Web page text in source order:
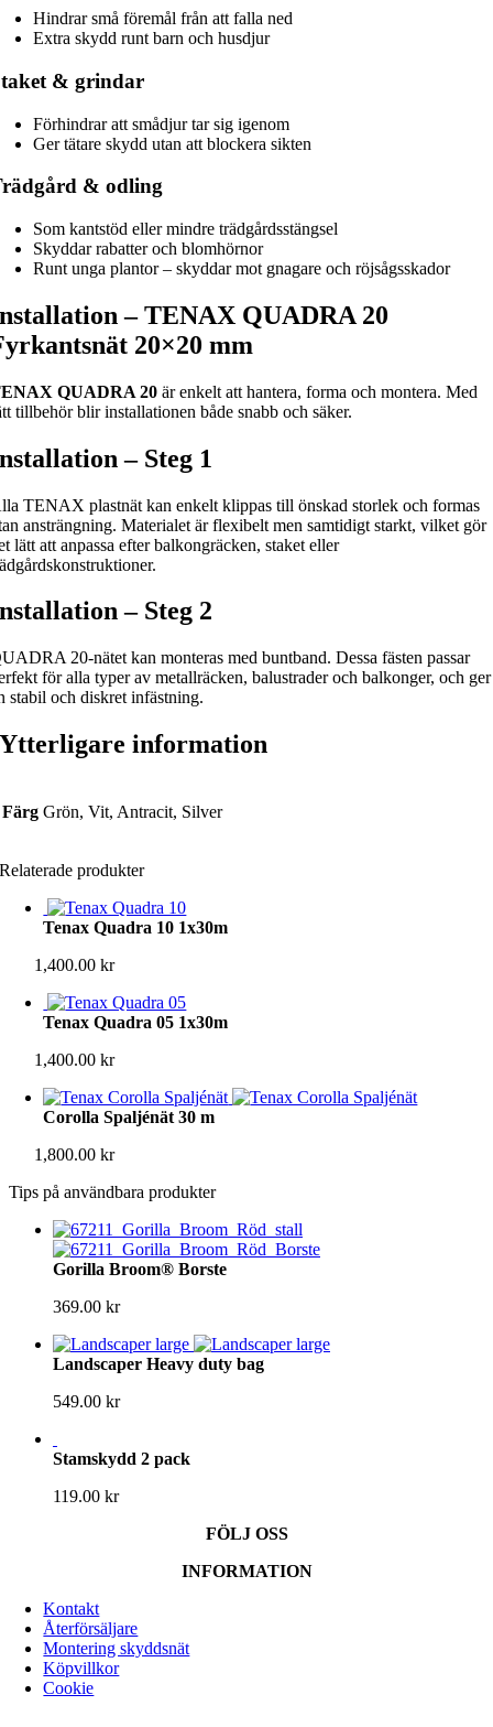
Hindrar små föremål från att falla ned
Extra skydd runt barn och husdjur
& grindar
Förhindrar att smådjur tar sig igenom
Ger tätare skydd utan att blockera sikten
& odling
Som kantstöd eller mindre trädgårdsstängsel
Skyddar rabatter och blomhörnor
Runt unga plantor – skyddar mot gnagare och röjsågsskador
– TENAX QUADRA 20
20×20 mm
QUADRA 20 är enkelt att hantera, forma och montera. Med
tillbehör blir installationen både snabb och säker.
– Steg 1
TENAX plastnät kan enkelt klippas till önskad storlek och formas
ansträngning. Materialet är flexibelt men samtidigt starkt, vilket gör
lätt att anpassa efter balkongräcken, staket eller
– Steg 2
20‑nätet kan monteras med buntband. Dessa fästen passar
för alla typer av metallräcken, balustrader och balkonger, och ger
stabil och diskret infästning.
Ytterligare information
Färg Grön, Vit, Antracit, Silver
Relaterade produkter
Tenax Quadra 10 1x30m
1,400.00kr
Tenax Quadra 05 1x30m
1,400.00kr
Corolla Spaljénät 30 m
1,800.00kr
Tips på användbara produkter
Gorilla Broom® Borste
369.00 kr
Landscaper Heavy duty bag
549.00 kr
Stamskydd 2 pack
119.00 kr
FÖLJ OSS
INFORMATION
Kontakt
Återförsäljare
Montering skyddsnät
Köpvillkor
Cookie